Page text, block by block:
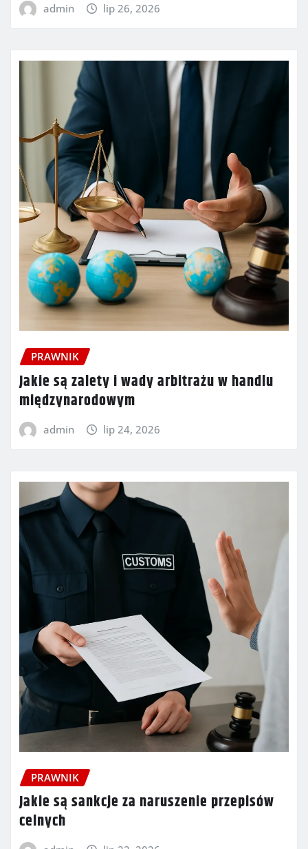
admin lip 26, 2026
PRAWNIK
Jakie są zalety i wady arbitrażu w handlu
międzynarodowym
admin lip 24, 2026
PRAWNIK
Jakie są sankcje za naruszenie przepisów
celnych